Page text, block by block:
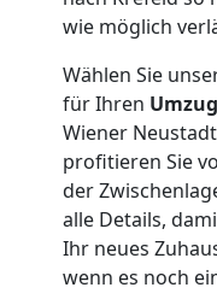
wie möglich
Wählen Sie
für Ihren
Wiener
profitieren Sie
der
alle Details,
Ihr neues
wenn es noch
Neustadt
Anfrage
National